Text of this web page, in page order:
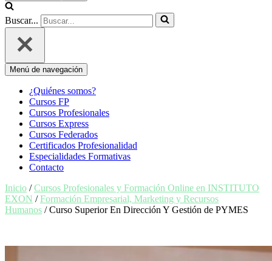
Buscar...
Menú de navegación
¿Quiénes somos?
Cursos FP
Cursos Profesionales
Cursos Express
Cursos Federados
Certificados Profesionalidad
Especialidades Formativas
Contacto
Inicio /Cursos Profesionales y Formación Online en INSTITUTO
EXON /Formación Empresarial, Marketing y Recursos
Humanos / Curso Superior En Dirección Y Gestión de PYMES